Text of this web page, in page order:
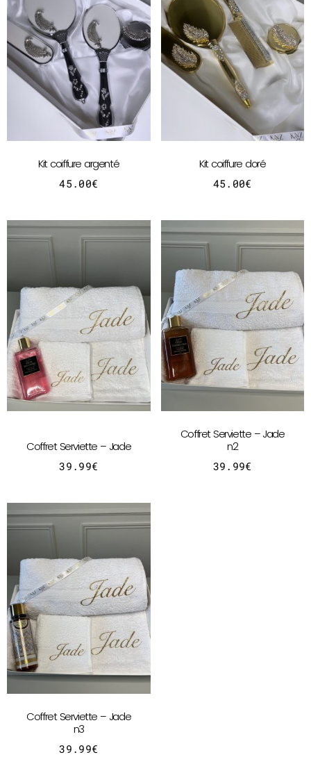
Kit coiffure argenté
45.00€
Kit coiffure doré
45.00€
Coffret Serviette – Jade
39.99€
Coffret Serviette – Jade
n2
39.99€
Coffret Serviette – Jade
n3
39.99€